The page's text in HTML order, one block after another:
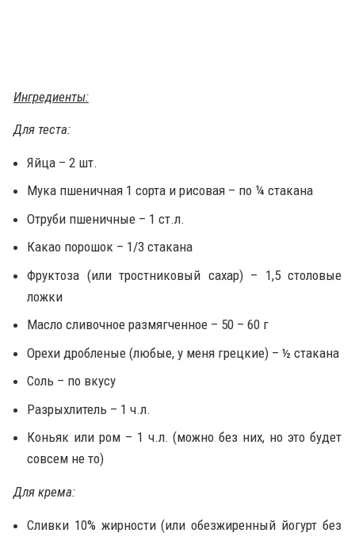
Ингредиенты:
Для теста:
Яйца – 2 шт.
Мука пшеничная 1 сорта и рисовая – по ¼ стакана
Отруби пшеничные – 1 ст.л.
Какао порошок – 1/3 стакана
Фруктоза (или тростниковый сахар) – 1,5 столовые
ложки
Масло сливочное размягченное – 50 – 60 г
Орехи дробленые (любые, у меня грецкие) – ½ стакана
Соль – по вкусу
Разрыхлитель – 1 ч.л.
Коньяк или ром – 1 ч.л. (можно без них, но это будет
совсем не то)
Для крема:
Сливки 10% жирности (или обезжиренный йогурт без